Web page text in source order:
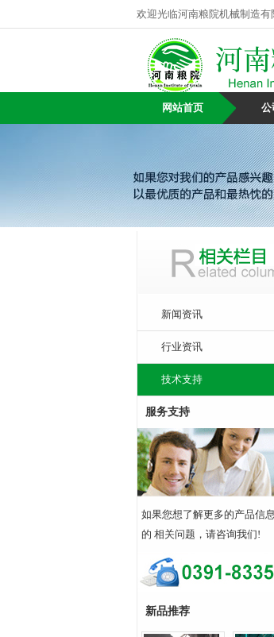
欢迎光临河南粮院机械制造有
网站首页 公
新闻资讯
行业资讯
技术支持
服务支持
如果您想了解更多的产品信
的 相关问题，请咨询我们!
新品推荐